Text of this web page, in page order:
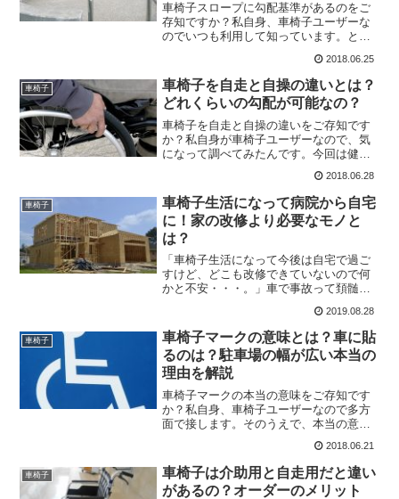
車椅子スロープに勾配基準があるのをご
存知ですか？私自身、車椅子ユーザーな
のでいつも利用して知っています。とい
です。今回は健常者から障害を持って長
い私が、車椅子に関わるスロープについ
て、お伝えしたいと思いま...
2018.06.25
車椅子
車椅子を自走と自操の違いとは？
どれくらいの勾配が可能なの？
車椅子を自走と自操の違いをご存知です
か？私自身が車椅子ユーザーなので、気
になって調べてみたんです。今回は健常
「じそう」（自走と自操の違い）や勾
配、リハビリ方法についてお伝えしたい
と思います。後半には私が毎日...
2018.06.28
車椅子
車椅子生活になって病院から自宅
に！家の改修より必要なモノと
は？
「車椅子生活になって今後は自宅で過ご
すけど、どこも改修できていないので何
かと不安・・・。」車で事故って頚髄を
言っていると、小耳に挟んだのです。自
宅に戻る時期が迫っているけど玄関や室
内の段差が改修されていな...
2019.08.28
車椅子
車椅子マークの意味とは？車に貼
るのは？駐車場の幅が広い本当の
理由を解説
車椅子マークの本当の意味をご存知です
か？私自身、車椅子ユーザーなので多方
面で接します。そのうえで、本当の意味
たのです。今回は健常者から障害を持っ
て長い私が、車椅子マークの本当の意味
や描かれた駐車場について...
2018.06.21
車椅子
車椅子は介助用と自走用だと違い
があるの？オーダーのメリット